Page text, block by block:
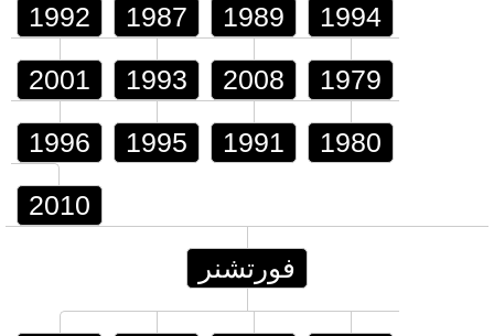
1992 1987 1989 1994
2001 1993 2008 1979
1996 1995 1991 1980
2010
فورتشنر